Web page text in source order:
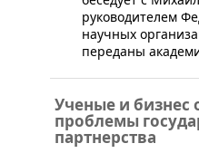
руководителем
научных
переданы
Ученые и бизнес
проблемы
партнерства